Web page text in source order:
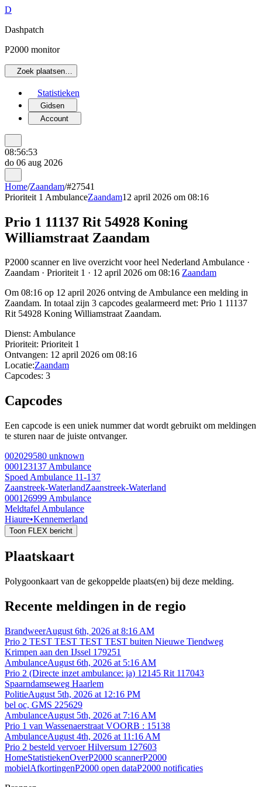
D
Dashpatch
P2000 monitor
Zoek plaatsen…
Statistieken
Gidsen
Account
08:56:53
do 06 aug 2026
Home/Zaandam/#27541
Prioriteit 1 AmbulanceZaandam12 april 2026 om 08:16
Prio 1 11137 Rit 54928 Koning
Williamstraat Zaandam
P2000 scanner en live overzicht voor heel Nederland Ambulance ·
Zaandam · Prioriteit 1 · 12 april 2026 om 08:16 Zaandam
Om 08:16 op 12 april 2026 ontving de Ambulance een melding in
Zaandam. In totaal zijn 3 capcodes gealarmeerd met: Prio 1 11137
Rit 54928 Koning Williamstraat Zaandam.
Dienst: Ambulance
Prioriteit: Prioriteit 1
Ontvangen: 12 april 2026 om 08:16
Locatie:Zaandam
Capcodes: 3
Capcodes
Een capcode is een uniek nummer dat wordt gebruikt om meldingen
te sturen naar de juiste ontvanger.
002029580 unknown
000123137 Ambulance
Spoed Ambulance 11-137
Zaanstreek-WaterlandZaanstreek-Waterland
000126999 Ambulance
Meldtafel Ambulance
Hiaure•Kennemerland
Toon FLEX bericht
Plaatskaart
Polygoonkaart van de gekoppelde plaats(en) bij deze melding.
Recente meldingen in de regio
BrandweerAugust 6th, 2026 at 8:16 AM
Prio 2 TEST TEST TEST TEST buiten Nieuwe Tiendweg
Krimpen aan den IJssel 179251
AmbulanceAugust 6th, 2026 at 5:16 AM
Prio 2 (Directe inzet ambulance: ja) 12145 Rit 117043
Spaarndamseweg Haarlem
PolitieAugust 5th, 2026 at 12:16 PM
bel oc, GMS 225629
AmbulanceAugust 5th, 2026 at 7:16 AM
Prio 1 van Wassenaerstraat VOORB : 15138
AmbulanceAugust 4th, 2026 at 11:16 AM
Prio 2 besteld vervoer Hilversum 127603
HomeStatistiekenOverP2000 scannerP2000
mobielAfkortingenP2000 open dataP2000 notificaties